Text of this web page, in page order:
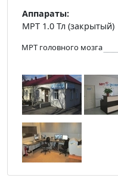
Аппараты:
МРТ 1.0 Тл (закрытый)
МРТ головного мозга